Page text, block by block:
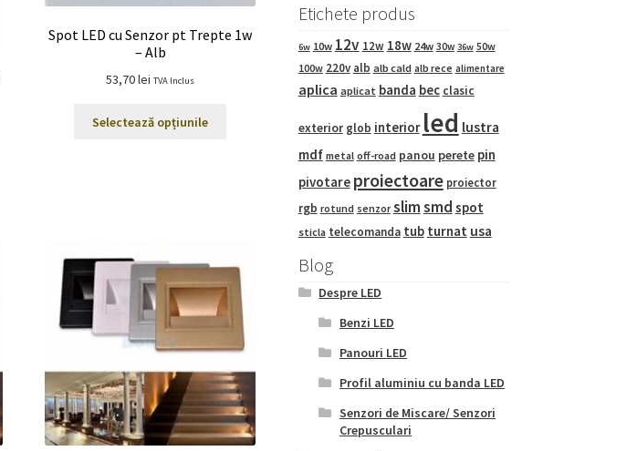
Spot LED cu Senzor pt Trepte 1w
– Alb
53,70lei TVA Inclus
Selectează opțiunile
fi
alese
în
pagina
produsului.
Etichete produs
6w 10w 12v 12w 18w 24w 30w 36w 50w
100w 220v alb alb cald alb rece alimentare
aplica aplicat banda bec clasic
exterior glob interior led lustra
mdf metal off-road panou perete pin
pivotare proiectoare proiector
rgb rotund senzor slimsmd spot
sticla telecomanda tub turnat usa
Blog
Despre LED
Benzi LED
Panouri LED
Profil aluminiu cu banda LED
Senzori de Miscare/ Senzori
Crepusculari